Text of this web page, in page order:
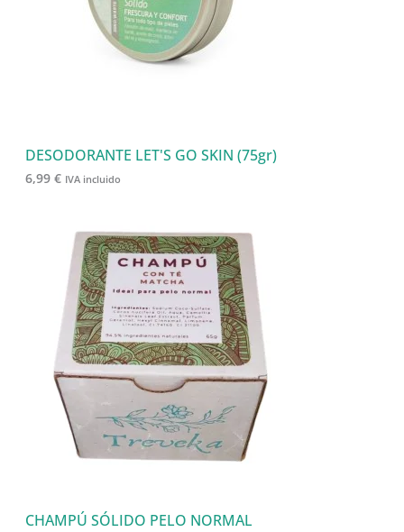
c
t
DESODORANTE LET'S GO SKIN (75gr)
6,99 € IVA incluido
CHAMPÚ SÓLIDO PELO NORMAL